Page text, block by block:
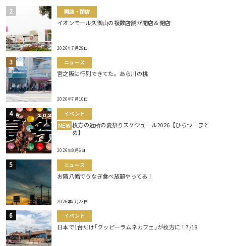
開店・閉店
イオンモール久御山の複数店舗が開店＆閉店
2026年7月29日
ニュース
宮之阪に行列できてた。あら川の桃
2026年7月10日
イベント
NEW 枚方の近所の夏祭りスケジュール2026【ひらつーまと
め】
2026年8月6日
ニュース
お隣八幡でうなぎ食べ放題やってる！
2026年7月23日
イベント
日本で1台だけ｢クッピーラムネカフェ｣が枚方に！7/18